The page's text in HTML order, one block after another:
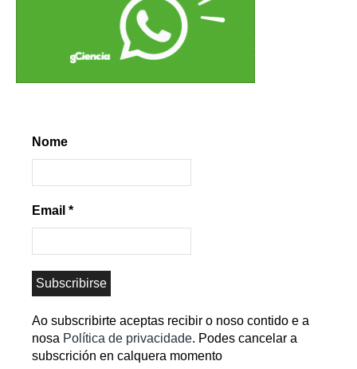
Nome
Email *
Ao subscribirte aceptas recibir o noso contido e a
nosa Política de privacidade. Podes cancelar a
subscrición en calquera momento